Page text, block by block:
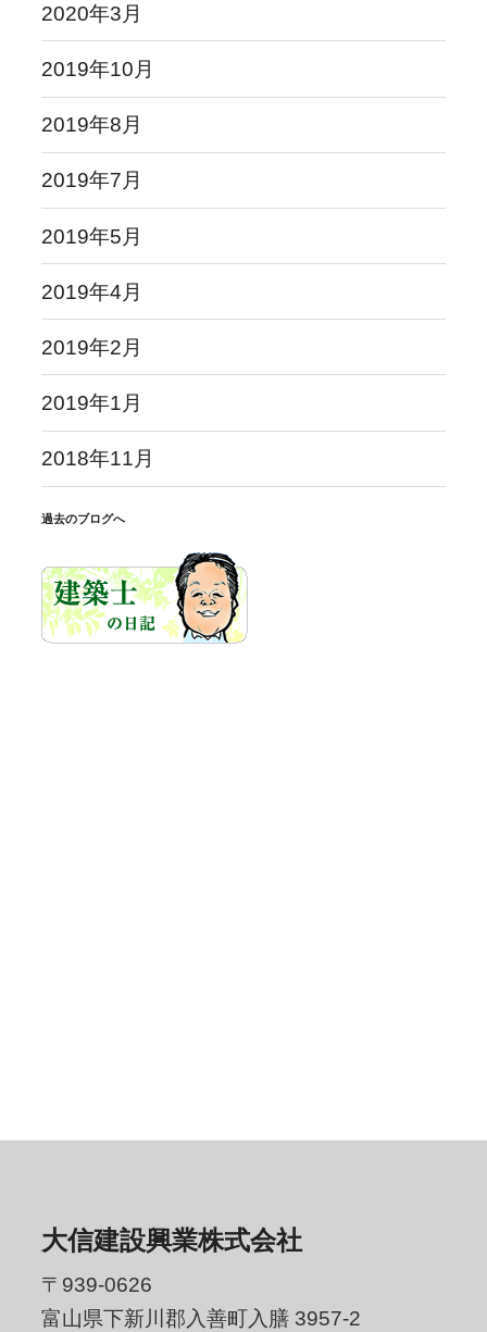
2020年3月
2019年10月
2019年8月
2019年7月
2019年5月
2019年4月
2019年2月
2019年1月
2018年11月
過去のブログへ
大信建設興業株式会社
〒939-0626
富山県下新川郡入善町入膳 3957-2